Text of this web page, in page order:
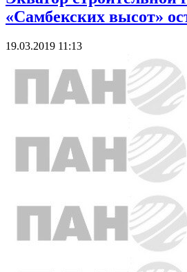
«Самбекских высот»
19.03.2019 11:13